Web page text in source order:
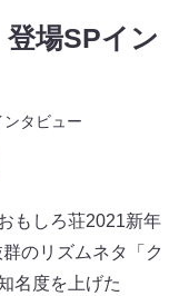
場SPイン
ンタビュー
もしろ荘2021新年
のリズムネタ「ク
名度を上げた